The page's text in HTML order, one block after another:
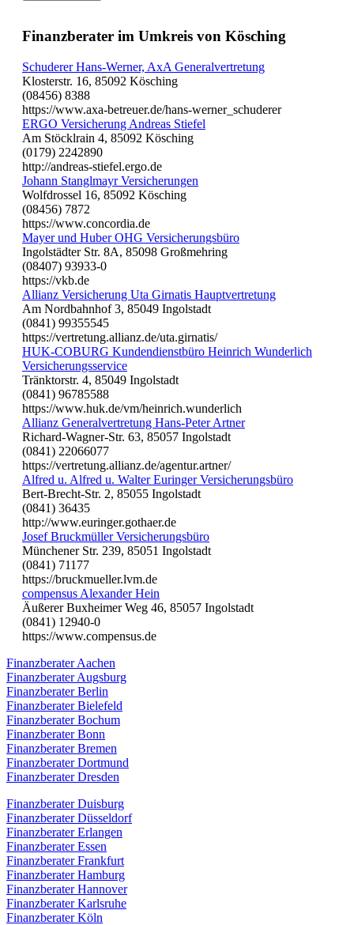
Finanzberater im Umkreis von Kösching
Schuderer Hans-Werner, AxA Generalvertretung
Klosterstr. 16, 85092 Kösching
(08456) 8388
https://www.axa-betreuer.de/hans-werner_schuderer
ERGO Versicherung Andreas Stiefel
Am Stöcklrain 4, 85092 Kösching
(0179) 2242890
http://andreas-stiefel.ergo.de
Johann Stanglmayr Versicherungen
Wolfdrossel 16, 85092 Kösching
(08456) 7872
https://www.concordia.de
Mayer und Huber OHG Versicherungsbüro
Ingolstädter Str. 8A, 85098 Großmehring
(08407) 93933-0
https://vkb.de
Allianz Versicherung Uta Girnatis Hauptvertretung
Am Nordbahnhof 3, 85049 Ingolstadt
(0841) 99355545
https://vertretung.allianz.de/uta.girnatis/
HUK-COBURG Kundendienstbüro Heinrich Wunderlich
Versicherungsservice
Tränktorstr. 4, 85049 Ingolstadt
(0841) 96785588
https://www.huk.de/vm/heinrich.wunderlich
Allianz Generalvertretung Hans-Peter Artner
Richard-Wagner-Str. 63, 85057 Ingolstadt
(0841) 22066077
https://vertretung.allianz.de/agentur.artner/
Alfred u. Alfred u. Walter Euringer Versicherungsbüro
Bert-Brecht-Str. 2, 85055 Ingolstadt
(0841) 36435
http://www.euringer.gothaer.de
Josef Bruckmüller Versicherungsbüro
Münchener Str. 239, 85051 Ingolstadt
(0841) 71177
https://bruckmueller.lvm.de
compensus Alexander Hein
Äußerer Buxheimer Weg 46, 85057 Ingolstadt
(0841) 12940-0
https://www.compensus.de
Finanzberater Aachen
Finanzberater Augsburg
Finanzberater Berlin
Finanzberater Bielefeld
Finanzberater Bochum
Finanzberater Bonn
Finanzberater Bremen
Finanzberater Dortmund
Finanzberater Dresden
Finanzberater Duisburg
Finanzberater Düsseldorf
Finanzberater Erlangen
Finanzberater Essen
Finanzberater Frankfurt
Finanzberater Hamburg
Finanzberater Hannover
Finanzberater Karlsruhe
Finanzberater Köln